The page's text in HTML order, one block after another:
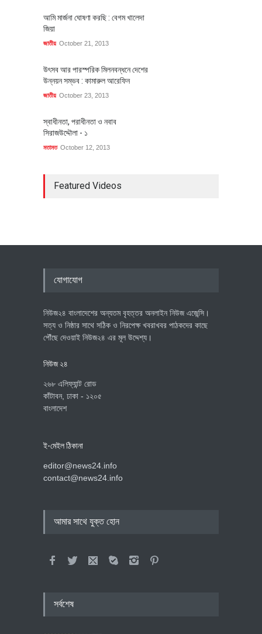
আমি মার্জনা ঘোষণা করছি : বেগম খালেদা
জিয়া
জাতীয় October 21, 2013
উৎসব আর পারস্পরিক মিলনবন্ধনে দেশের
উন্নয়ন সম্ভব : কামারুল আরেফিন
জাতীয় October 23, 2013
স্বাধীনতা, পরাধীনতা ও নবাব
সিরাজউদ্দৌলা - ১
মতামত October 12, 2013
Featured Videos
যোগাযোগ
নিউজ২৪ বাংলাদেশের অন্যতম বৃহত্তর অনলাইন নিউজ এজেন্সি।
সত্য ও নিষ্ঠার সাথে সঠিক ও নিরপেক্ষ খবরাখবর পাঠকদের কাছে
পৌঁছে দেওয়াই নিউজ২৪ এর মূল উদ্দেশ্য।
নিউজ ২৪
২৬৮ এলিফ্যান্ট রোড
কাঁটাবন, ঢাকা - ১২০৫
বাংলাদেশ
ই-মেইল ঠিকানা
editor@news24.info
contact@news24.info
আমার সাথে যুক্ত হোন
সর্বশেষ